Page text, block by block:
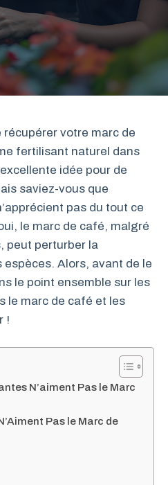
récupérer votre marc de
fertilisant naturel dans
idée pour de
saviez-vous que
pas du tout ce
le marc de café, malgré
peut perturber la
Alors, avant de le
le point ensemble sur les
le marc de café et les
!
N’aiment Pas le Marc
Pas le Marc de